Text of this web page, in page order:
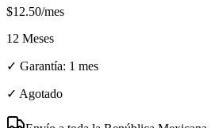
$12.50/mes
12 Meses
✓ Garantía: 1 mes
✓ Agotado